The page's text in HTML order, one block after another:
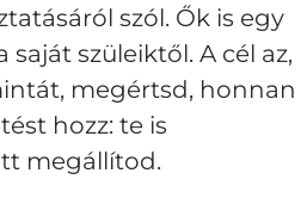
szól. Ők is egy
szüleiktől. A cél az,
megértsd, honnan
hozz: te is
megállítod.